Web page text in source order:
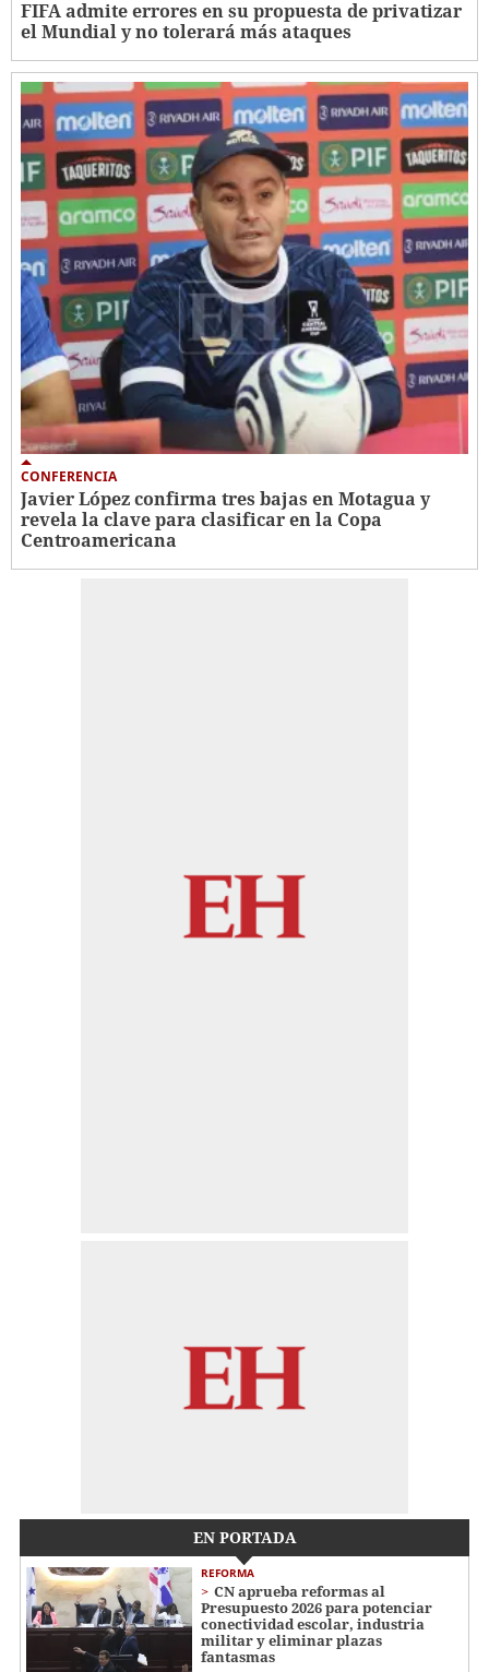
FIFA admite errores en su propuesta de privatizar
el Mundial y no tolerará más ataques
CONFERENCIA
Javier López confirma tres bajas en Motagua y
revela la clave para clasificar en la Copa
Centroamericana
EN PORTADA
REFORMA
CN aprueba reformas al
Presupuesto 2026 para potenciar
conectividad escolar, industria
militar y eliminar plazas
fantasmas